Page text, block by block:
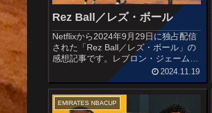
Rez Ball／レズ・ボール
Netflixから2024年9月29日に独占配信
された「Rez Ball／レズ・ボール」の
感想記事です。レブロン・ジェームズ
が製作を務めた実話を基にした物語。
オススメ度あらすじ＆予告編アメリカ
先住民の伝統が残る高校バスケ・チー
ムはスター選手...
2024.11.19
EMIRATES NBACUP